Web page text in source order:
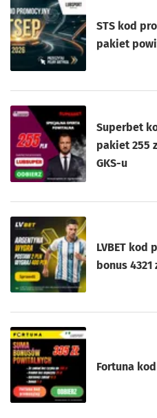
STS kod
pakiet
Superbet
pakiet 255
GKS-u
LVBET kod
bonus 4321
Fortuna